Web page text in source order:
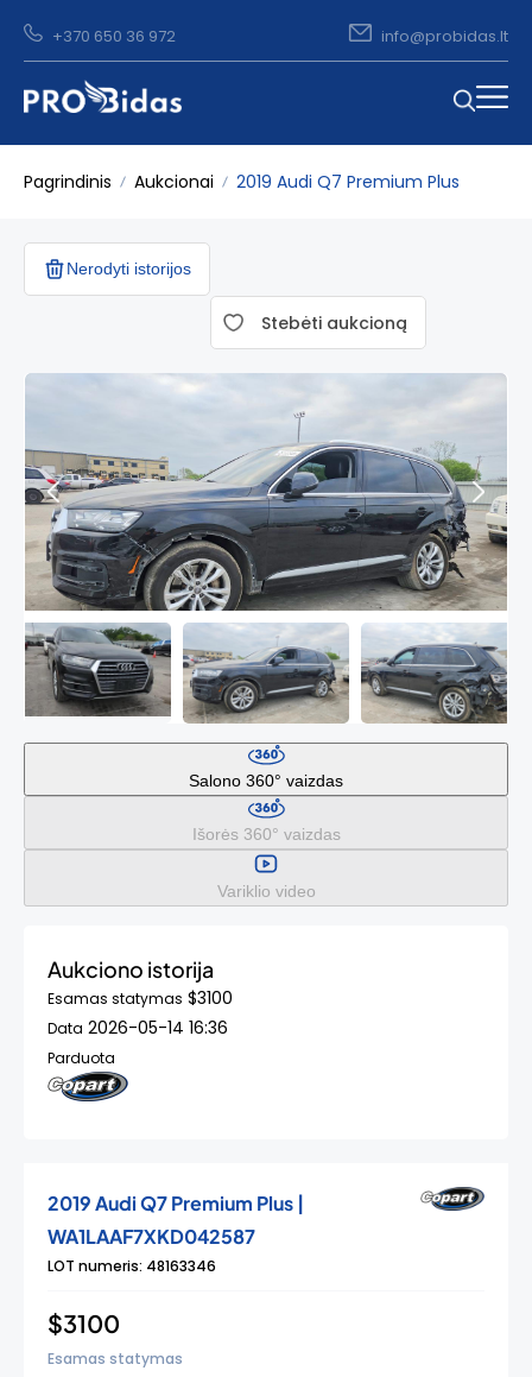
+370 650 36 972 info@probidas.lt
Pagrindinis Aukcionai 2019 Audi Q7 Premium Plus
Nerodyti istorijos
Stebėti aukcioną
Salono 360° vaizdas
Išorės 360° vaizdas
Variklio video
Aukciono istorija
Esamas statymas $3100
Data 2026-05-14 16:36
Parduota
2019 Audi Q7 Premium Plus |
WA1LAAF7XKD042587
LOT numeris: 48163346
$3100
Esamas statymas